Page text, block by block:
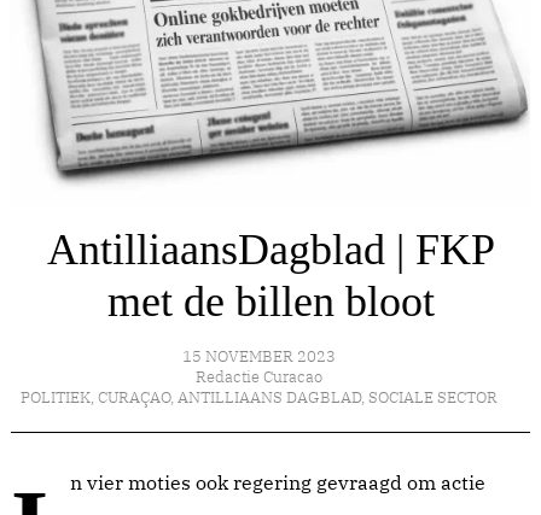
AntilliaansDagblad | FKP
met de billen bloot
15 NOVEMBER 2023
Redactie Curacao
POLITIEK, CURAÇAO, ANTILLIAANS DAGBLAD, SOCIALE SECTOR
In vier moties ook regering gevraagd om actie